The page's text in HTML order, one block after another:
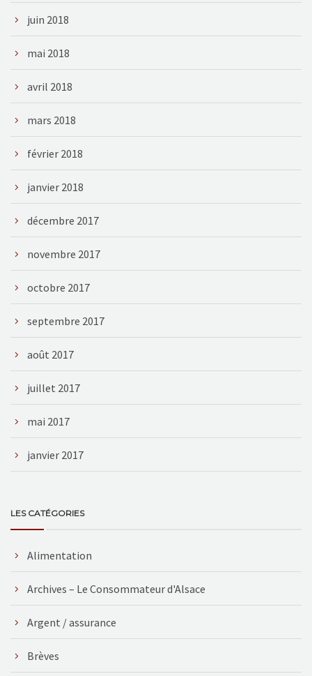
juin 2018
mai 2018
avril 2018
mars 2018
février 2018
janvier 2018
décembre 2017
novembre 2017
octobre 2017
septembre 2017
août 2017
juillet 2017
mai 2017
janvier 2017
LES CATÉGORIES
Alimentation
Archives – Le Consommateur d'Alsace
Argent / assurance
Brèves